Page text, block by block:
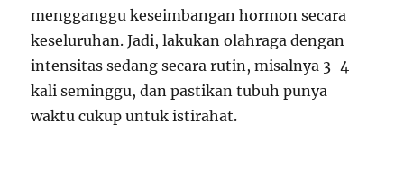
mengganggu keseimbangan hormon secara
keseluruhan. Jadi, lakukan olahraga dengan
intensitas sedang secara rutin, misalnya 3-4
kali seminggu, dan pastikan tubuh punya
waktu cukup untuk istirahat.